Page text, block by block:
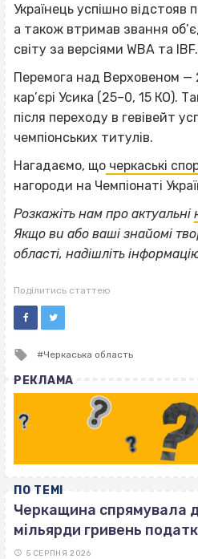
Українець успішно відстояв
а також втримав звання
світу за версіями WBA та IBF.
Перемога над Верховеном —
кар’єрі Усика (25–0, 15 КО).
після переходу в гевівейт
чемпіонських титулів.
Нагадаємо, що черкаські
нагороди на Чемпіонаті
Розкажіть нам про актуальні
Якщо ви або ваші знайомі
області, надішліть
Поділитись статтею
Tagged
Черкаська область
РЕКЛАМА
ПО ТЕМІ
Черкащина спрямувала
мільярди гривень
5 СЕРПНЯ 2026